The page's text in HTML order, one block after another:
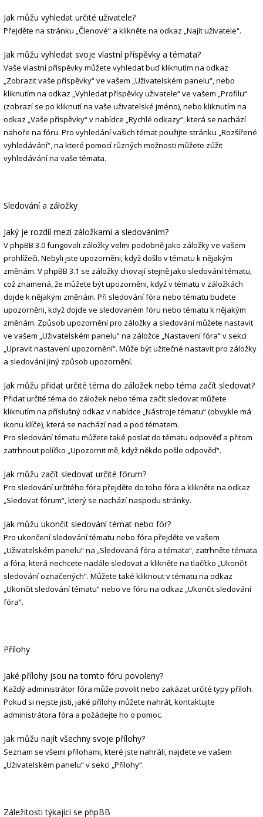
Jak můžu vyhledat určité uživatele?
Přejděte na stránku „Členové“ a klikněte na odkaz „Najít uživatele“.
Jak můžu vyhledat svoje vlastní příspěvky a témata?
Vaše vlastní příspěvky můžete vyhledat buď kliknutím na odkaz
„Zobrazit vaše příspěvky“ ve vašem „Uživatelském panelu“, nebo
kliknutím na odkaz „Vyhledat příspěvky uživatele“ ve vašem „Profilu“
(zobrazí se po kliknutí na vaše uživatelské jméno), nebo kliknutím na
odkaz „Vaše příspěvky“ v nabídce „Rychlé odkazy“, která se nachází
nahoře na fóru. Pro vyhledání vašich témat použijte stránku „Rozšířené
vyhledávání“, na které pomocí různých možnosti můžete zúžit
vyhledávání na vaše témata.
Sledování a záložky
Jaký je rozdíl mezi záložkami a sledováním?
V phpBB 3.0 fungovali záložky velmi podobně jako záložky ve vašem
prohlížeči. Nebyli jste upozorněni, když došlo v tématu k nějakým
změnám. V phpBB 3.1 se záložky chovají stejně jako sledování tématu,
což znamená, že můžete být upozorněni, když v tématu v záložkách
dojde k nějakým změnám. Při sledování fóra nebo tématu budete
upozorněni, když dojde ve sledovaném fóru nebo tématu k nějakým
změnám. Způsob upozornění pro záložky a sledování můžete nastavit
ve vašem „Uživatelském panelu“ na záložce „Nastavení fóra“ v sekci
„Upravit nastavení upozornění“. Může být užitečné nastavit pro záložky
a sledování jiný způsob upozornění.
Jak můžu přidat určité téma do záložek nebo téma začít sledovat?
Přidat určité téma do záložek nebo téma začít sledovat můžete
kliknutím na příslušný odkaz v nabídce „Nástroje tématu“ (obvykle má
ikonu klíče), která se nachází nad a pod tématem.
Pro sledování tématu můžete také poslat do tématu odpověď a přitom
zatrhnout políčko „Upozornit mě, když někdo pošle odpověď“.
Jak můžu začít sledovat určité fórum?
Pro sledování určitého fóra přejděte do toho fóra a klikněte na odkaz
„Sledovat fórum“, který se nachází naspodu stránky.
Jak můžu ukončit sledování témat nebo fór?
Pro ukončení sledování tématu nebo fóra přejděte ve vašem
„Uživatelském panelu“ na „Sledovaná fóra a témata“, zatrhněte témata
a fóra, která nechcete nadále sledovat a klikněte na tlačítko „Ukončit
sledování označených“. Můžete také kliknout v tématu na odkaz
„Ukončit sledování tématu“ nebo ve fóru na odkaz „Ukončit sledování
fóra“.
Přílohy
Jaké přílohy jsou na tomto fóru povoleny?
Každý administrátor fóra může povolit nebo zakázat určité typy příloh.
Pokud si nejste jisti, jaké přílohy můžete nahrát, kontaktujte
administrátora fóra a požádejte ho o pomoc.
Jak můžu najít všechny svoje přílohy?
Seznam se všemi přílohami, které jste nahráli, najdete ve vašem
„Uživatelském panelu“ v sekci „Přílohy“.
Záležitosti týkající se phpBB